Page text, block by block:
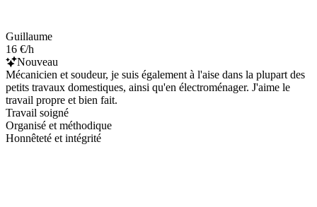
Guillaume
16 €/h
Nouveau
Mécanicien et soudeur, je suis également à l'aise dans la plupart des
petits travaux domestiques, ainsi qu'en électroménager. J'aime le
travail propre et bien fait.
Travail soigné
Organisé et méthodique
Honnêteté et intégrité